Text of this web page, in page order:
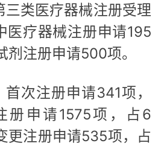
三类医疗器械注册受理
医疗器械注册申请195
剂注册申请500项。
次注册申请341项，
册申请1575项，占6
更注册申请535项，占